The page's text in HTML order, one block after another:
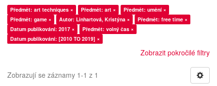
Předmět: art techniques × Předmět: art ×
Předmět: umění ×
Předmět: game ×
Autor: Linhartová, Kristýna ×
Předmět: free time ×
Datum publikování: 2017 ×
Předmět: volný čas ×
Datum publikování: [2010 TO 2019] ×
Zobrazit pokročilé filtry
Zobrazují se záznamy 1-1 z 1